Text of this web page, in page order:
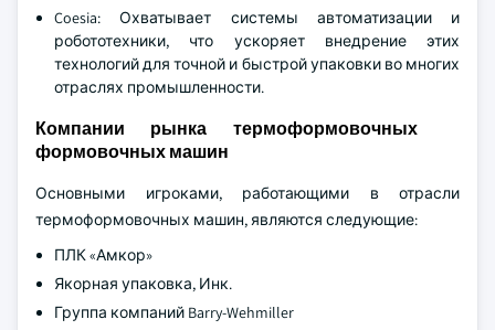
Coesia: Охватывает системы автоматизации и
робототехники, что ускоряет внедрение этих
технологий для точной и быстрой упаковки во многих
отраслях промышленности.
Компании рынка термоформовочных
формовочных машин
Основными игроками, работающими в отрасли
термоформовочных машин, являются следующие:
ПЛК «Амкор»
Якорная упаковка, Инк.
Группа компаний Barry-Wehmiller